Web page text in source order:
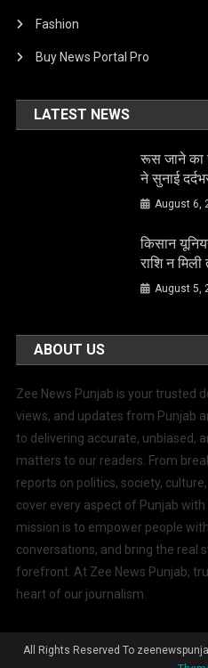
Fashion
Buy News Portal Pro
LATEST NEWS
रूस जाने का
ने सुनाई
August 6,
किसान
राशि न मिली
August 5,
ABOUT US
Zee News Punjab is your trusted
views, and updates from Punjab
to delivering accurate, unbiased,
matters to our readers. From
reports on politics, society,
cover every aspect of Punjab
mission is to empower people
conversations, and bring the real
forefront. At Zee News Punjab,
heart of our journalism.
All Rights Reserved To